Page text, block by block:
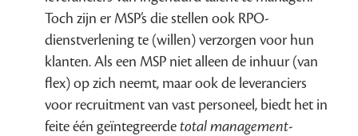
Toch zijn er MSP’s die stellen ook RPO-
dienstverlening te (willen) verzorgen voor hun
klanten. Als een MSP niet alleen de inhuur (van
flex) op zich neemt, maar ook de leveranciers
voor recruitment van vast personeel, biedt het in
feite één geïntegreerdetotal management-